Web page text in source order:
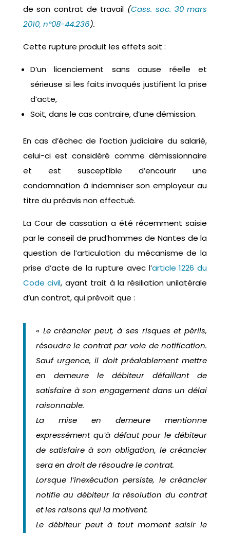
de son contrat de travail (Cass. soc. 30 mars
2010, n°08-44.236).
Cette rupture produit les effets soit :
D’un licenciement sans cause réelle et
sérieuse si les faits invoqués justifient la prise
d’acte,
Soit, dans le cas contraire, d’une démission.
En cas d’échec de l’action judiciaire du salarié,
celui-ci est considéré comme démissionnaire
et est susceptible d’encourir une
condamnation à indemniser son employeur au
titre du préavis non effectué.
La Cour de cassation a été récemment saisie
par le conseil de prud’hommes de Nantes de la
question de l’articulation du mécanisme de la
prise d’acte de la rupture avec l’article 1226 du
Code civil, ayant trait à la résiliation unilatérale
d’un contrat, qui prévoit que :
« Le créancier peut, à ses risques et périls,
résoudre le contrat par voie de notification.
Sauf urgence, il doit préalablement mettre
en demeure le débiteur défaillant de
satisfaire à son engagement dans un délai
raisonnable.
La mise en demeure mentionne
expressément qu’à défaut pour le débiteur
de satisfaire à son obligation, le créancier
sera en droit de résoudre le contrat.
Lorsque l’inexécution persiste, le créancier
notifie au débiteur la résolution du contrat
et les raisons qui la motivent.
Le débiteur peut à tout moment saisir le